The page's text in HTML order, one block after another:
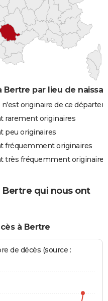
par lieu de
originaire de ce
rarement originaires
peu originaires
fréquemment originaires
très fréquemment originaires
qui nous ont
à Bertre
de décès (source :